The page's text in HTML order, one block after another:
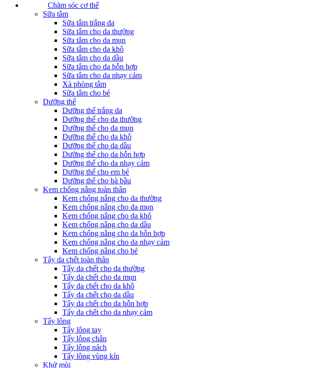
Chăm sóc cơ thể
Sữa tắm
Sữa tắm trắng da
Sữa tắm cho da thường
Sữa tắm cho da mụn
Sữa tắm cho da khô
Sữa tắm cho da dầu
Sữa tắm cho da hỗn hợp
Sữa tắm cho da nhạy cảm
Xà phòng tắm
Sữa tắm cho bé
Dưỡng thể
Dưỡng thể trắng da
Dưỡng thể cho da thường
Dưỡng thể cho da mụn
Dưỡng thể cho da khô
Dưỡng thể cho da dầu
Dưỡng thể cho da hỗn hợp
Dưỡng thể cho da nhạy cảm
Dưỡng thể cho em bé
Dưỡng thể cho bà bầu
Kem chống nắng toàn thân
Kem chống nắng cho da thường
Kem chống nắng cho da mụn
Kem chống nắng cho da khô
Kem chống nắng cho da dầu
Kem chống nắng cho da hỗn hợp
Kem chống nắng cho da nhạy cảm
Kem chống nắng cho bé
Tẩy da chết toàn thân
Tẩy da chết cho da thường
Tẩy da chết cho da mụn
Tẩy da chết cho da khô
Tẩy da chết cho da dầu
Tẩy da chết cho da hỗn hợp
Tẩy da chết cho da nhạy cảm
Tẩy lông
Tẩy lông tay
Tẩy lông chân
Tẩy lông nách
Tẩy lông vùng kín
Khử mùi